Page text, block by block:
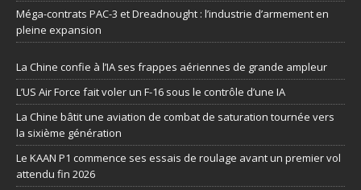
Méga-contrats PAC-3 et Dreadnought : l’industrie d’armement en
pleine expansion
La Chine confie à l’IA ses frappes aériennes de grande ampleur
L’US Air Force fait voler un F-16 sous le contrôle d’une IA
La Chine bâtit une aviation de combat de saturation tournée vers
la sixième génération
Le KAAN P1 commence ses essais de roulage avant un premier vol
attendu fin 2026